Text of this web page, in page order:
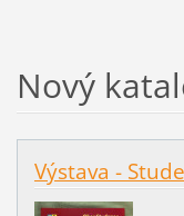
Nový
Výstava -